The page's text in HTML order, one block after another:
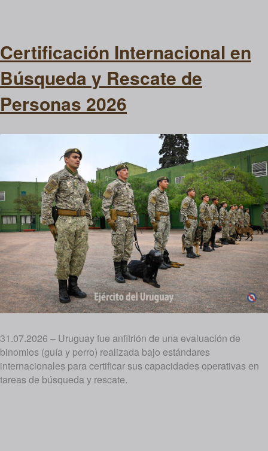
Certificación Internacional en
Búsqueda y Rescate de
Personas 2026
31.07.2026 – Uruguay fue anfitrión de una evaluación de
binomios (guía y perro) realizada bajo estándares
internacionales para certificar sus capacidades operativas en
tareas de búsqueda y rescate.